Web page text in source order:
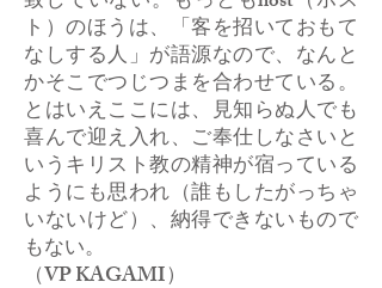
ト）のほうは、「客を招いておもて
なしする人」が語源なので、なんと
かそこでつじつまを合わせている。
とはいえここには、見知らぬ人でも
喜んで迎え入れ、ご奉仕しなさいと
いうキリスト教の精神が宿っている
ようにも思われ（誰もしたがっちゃ
いないけど）、納得できないもので
もない。
​（VP KAGAMI）